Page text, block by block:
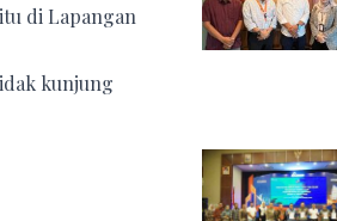
di Lapangan
kunjung